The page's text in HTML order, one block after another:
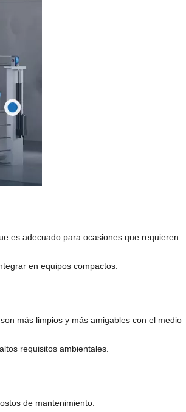
es adecuado para ocasiones que requieren
en equipos compactos.
más limpios y más amigables con el medio
requisitos ambientales.
de mantenimiento.